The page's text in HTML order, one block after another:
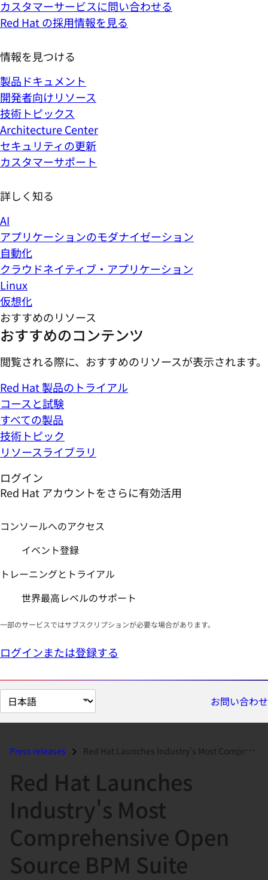
カスタマーサービスに問い合わせる
Red Hat の採用情報を見る
情報を見つける
製品ドキュメント
開発者向けリソース
技術トピックス
Architecture Center
セキュリティの更新
カスタマーサポート
詳しく知る
AI
アプリケーションのモダナイゼーション
自動化
クラウドネイティブ・アプリケーション
Linux
仮想化
おすすめのリソース
おすすめのコンテンツ
閲覧される際に、おすすめのリソースが表示されます。
Red Hat 製品のトライアル
コースと試験
すべての製品
技術トピック
リソースライブラリ
ログイン
Red Hat アカウントをさらに有効活用
コンソールへのアクセス
イベント登録
トレーニングとトライアル
世界最高レベルのサポート
一部のサービスではサブスクリプションが必要な場合があります。
ログインまたは登録する
ペ
ー
の
お問い合わせ
Press releases Red Hat Launches Industry's Most Comprehensive Open Source BPM Su...
Red Hat Launches
Industry's Most
Comprehensive Open
Source BPM Suite